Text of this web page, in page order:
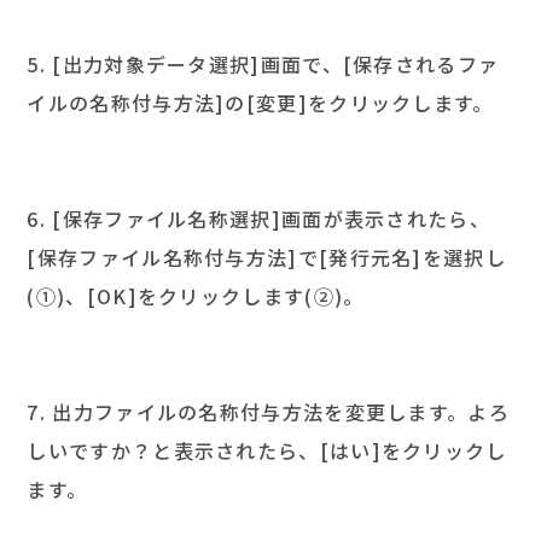
5. [出力対象データ選択]画面で、[保存されるファ
イルの名称付与方法]の[変更]をクリックします。
6. [保存ファイル名称選択]画面が表示されたら、
[保存ファイル名称付与方法]で[発行元名]を選択し
(①)、[OK]をクリックします(②)。
7. 出力ファイルの名称付与方法を変更します。よろ
しいですか？と表示されたら、[はい]をクリックし
ます。